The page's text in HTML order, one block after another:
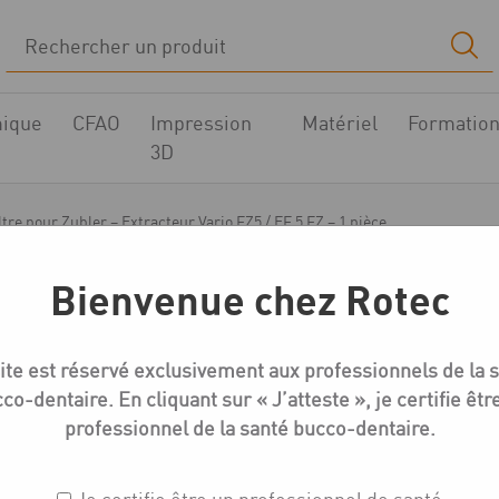
CFAO
Impression
3D
Matériel
pour Zubler – Extracteur Vario FZ5 / EF 5 FZ – 1 pièce
Filtre pour Zubler –
EF 5 FZ – 1 pièce
Bienvenue chez Rotec
est réservé exclusivement aux professionnels de la
dentaire. En cliquant sur « J’atteste », je certifie
professionnel de la santé bucco-dentaire.